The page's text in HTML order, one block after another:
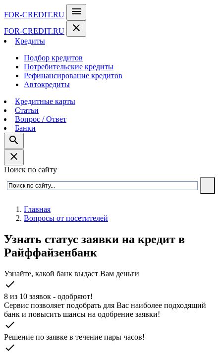
FOR-CREDIT.RU menu
FOR-CREDIT.RU close
Кредиты
Подбор кредитов
Потребительские кредиты
Рефинансирование кредитов
Автокредиты
Кредитные карты
Статьи
Вопрос / Ответ
Банки
search
close
Поиск по сайту
Главная
Вопросы от посетителей
Узнать статус заявки на кредит в
Райффайзенбанк
Узнайте, какой банк выдаст Вам деньги
check
8 из 10 заявок - одобряют!
Cервис позволяет подобрать для Вас наиболее подходящий
банк и повысить шансы на одобрение заявки!
check
Решение по заявке в течение пары часов!
check